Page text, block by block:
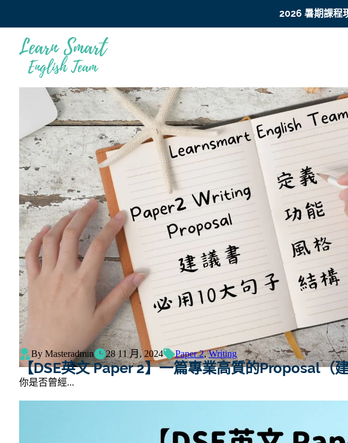
2026 暑期課程
學博
By Masteradmin 28 11 月, 2024 Paper 2,Writing
【DSE英文 Paper 2】一篇專業高質的Proposal（
你是否曾經...